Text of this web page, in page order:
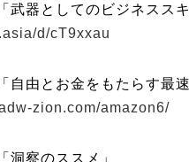
武器としてのビジネススキ
d/cT9xxau
自由とお金をもたらす最速
zion.com/amazon6/
洞察のススメ」